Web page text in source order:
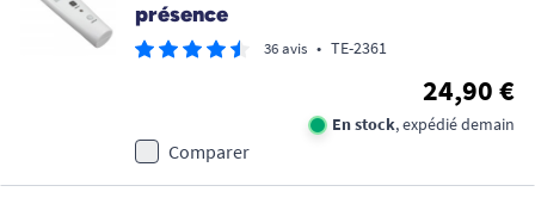
présence
36 avis • TE-2361
24,90 €
En stock, expédié demain
Comparer